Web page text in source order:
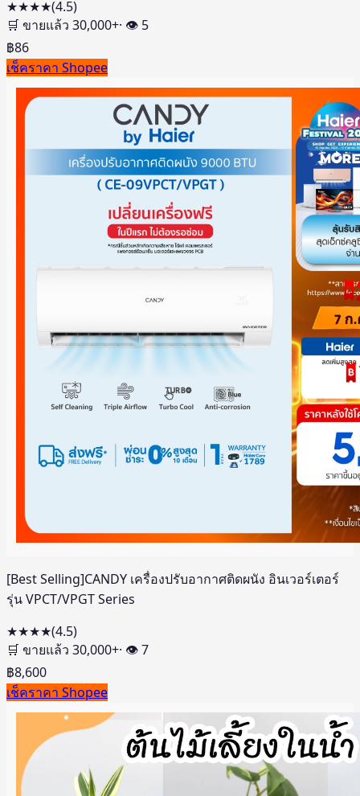
★★★★(4.5)
🛒 ขายแล้ว 30,000+· 👁 5
฿86
เช็คราคา Shopee
[Best Selling]CANDY เครื่องปรับอากาศติดผนัง อินเวอร์เตอร์
รุ่น VPCT/VPGT Series
★★★★(4.5)
🛒 ขายแล้ว 30,000+· 👁7
฿8,600
เช็คราคา Shopee